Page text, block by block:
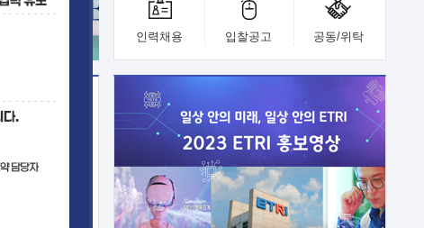
인력채용 입찰공고 공동/위탁
이전
기업 지원
가능 기술